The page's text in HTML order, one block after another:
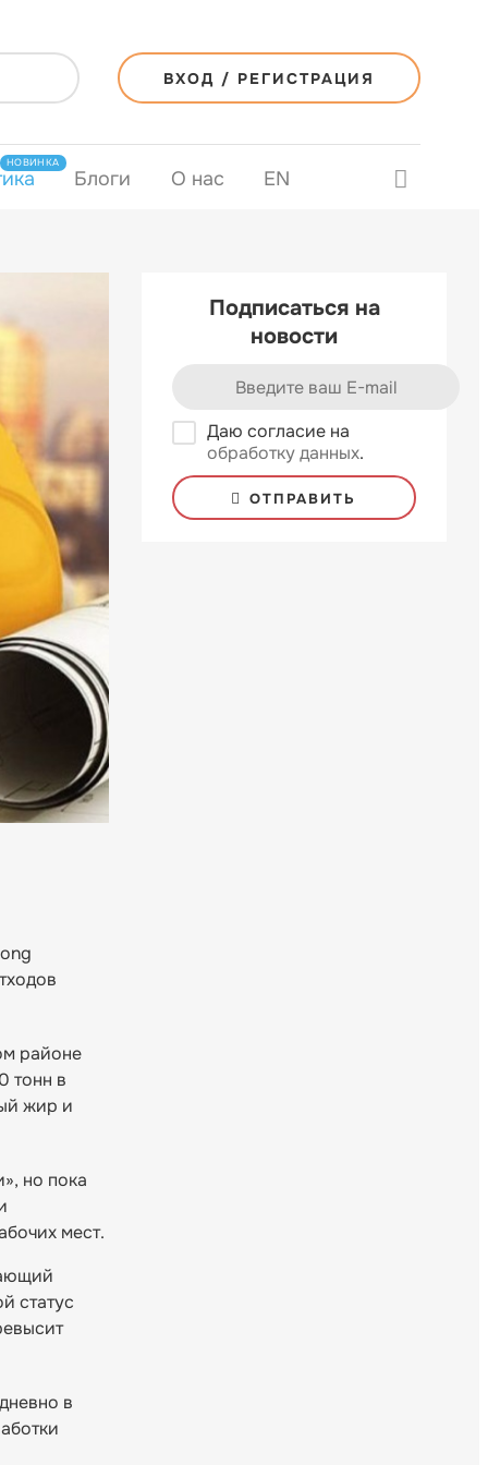
ВХОД / РЕГИСТРАЦИЯ
НОВИНКА
Блоги О нас EN
районе
тонн в
жир и
но пока
мест.
статус
в
Подписаться на
новости
Даю согласие на
обработку данных.
ОТПРАВИТЬ